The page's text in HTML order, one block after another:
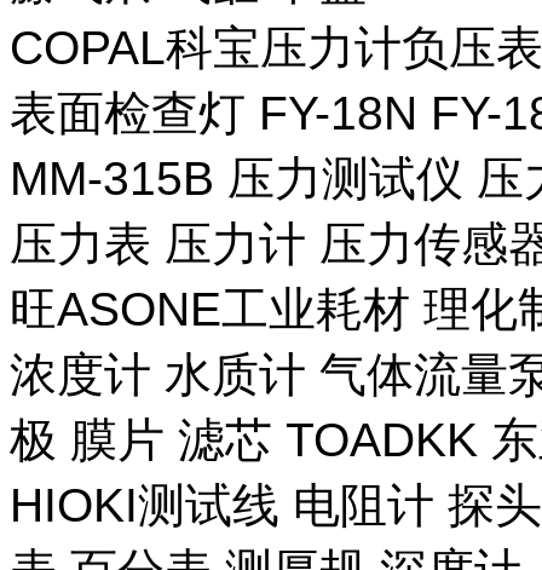
COPAL科宝压力计负压
表面检查灯 FY-18N FY-
MM-315B 压力测试仪
压力表 压力计 压力传感
旺ASONE工业耗材 理化
浓度计 水质计 气体流量
极 膜片 滤芯 TOADKK
HIOKI测试线 电阻计 探